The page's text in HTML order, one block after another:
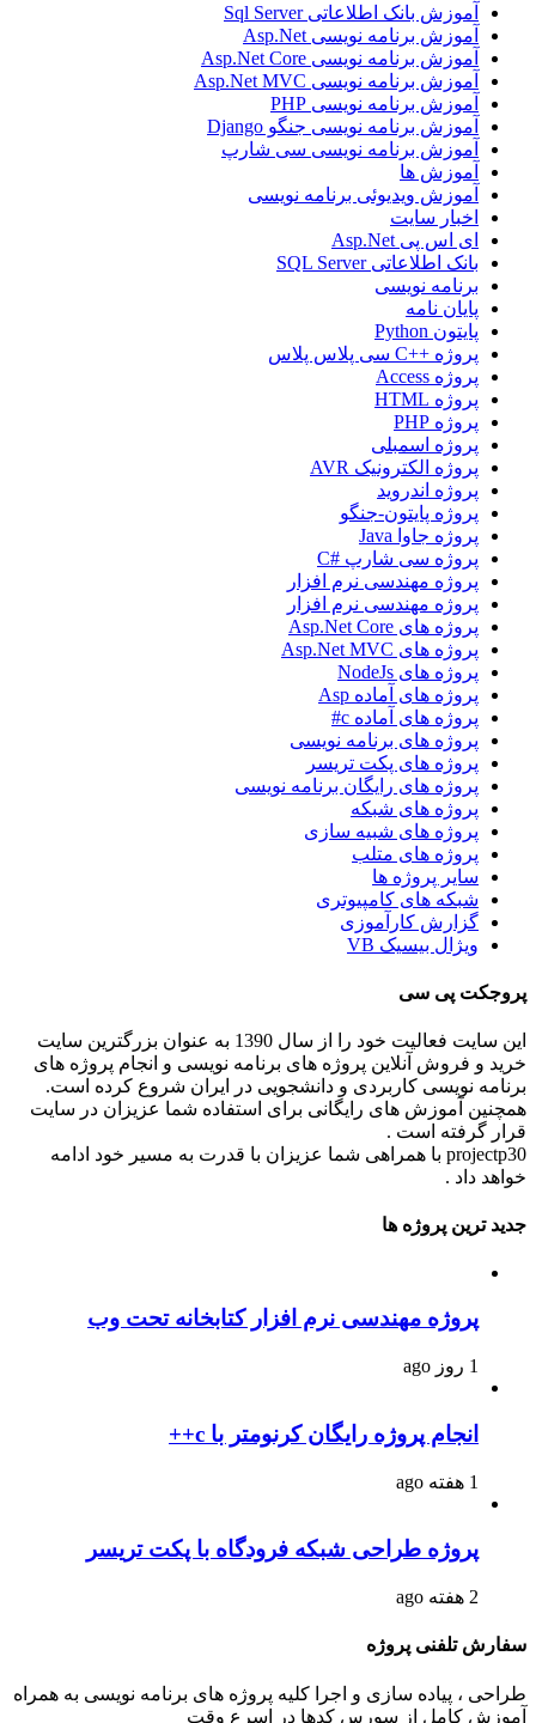
آموزش بانک اطلاعاتی Sql Server
آموزش برنامه نویسی Asp.Net
آموزش برنامه نویسی Asp.Net Core
آموزش برنامه نویسی Asp.Net MVC
آموزش برنامه نویسی PHP
آموزش برنامه نویسی جنگو Django
آموزش برنامه نویسی سی شارپ
آموزش ها
آموزش ویدیوئی برنامه نویسی
اخبار سایت
ای اس پی Asp.Net
بانک اطلاعاتی SQL Server
برنامه نویسی
پایان نامه
پایتون Python
پروژه ++C سی پلاس پلاس
پروژه Access
پروژه HTML
پروژه PHP
پروژه اسمبلی
پروژه الکترونیک AVR
پروژه اندروید
پروژه پایتون-جنگو
پروژه جاوا Java
پروژه سی شارپ #C
پروژه مهندسی نرم افزار
پروژه مهندسی نرم افزار
پروژه های Asp.Net Core
پروژه های Asp.Net MVC
پروژه های NodeJs
پروژه های آماده Asp
پروژه های آماده c#
پروژه های برنامه نویسی
پروژه های پکت تریسر
پروژه های رایگان برنامه نویسی
پروژه های شبکه
پروژه های شبیه سازی
پروژه های متلب
سایر پروژه ها
شبکه های کامپیوتری
گزارش کارآموزی
ویژال بیسیک VB
پروجکت پی سی
این سایت فعالیت خود را از سال 1390 به عنوان بزرگترین سایت
خرید و فروش آنلاین پروژه های برنامه نویسی و انجام پروژه های
برنامه نویسی کاربردی و دانشجویی در ایران شروع کرده است.
همچنین آموزش های رایگانی برای استفاده شما عزیزان در سایت
قرار گرفته است .
projectp30 با همراهی شما عزیزان با قدرت به مسیر خود ادامه
خواهد داد .
جدید ترین پروژه ها
پروژه مهندسی نرم افزار کتابخانه تحت وب
1 روز ago
انجام پروژه رایگان کرنومتر با c++
1 هفته ago
پروژه طراحی شبکه فرودگاه با پکت تریسر
2 هفته ago
سفارش تلفنی پروژه
طراحی ، پیاده سازی و اجرا کلیه پروژه های برنامه نویسی به همراه
آموزش کامل از سورس کدها در اسرع وقت